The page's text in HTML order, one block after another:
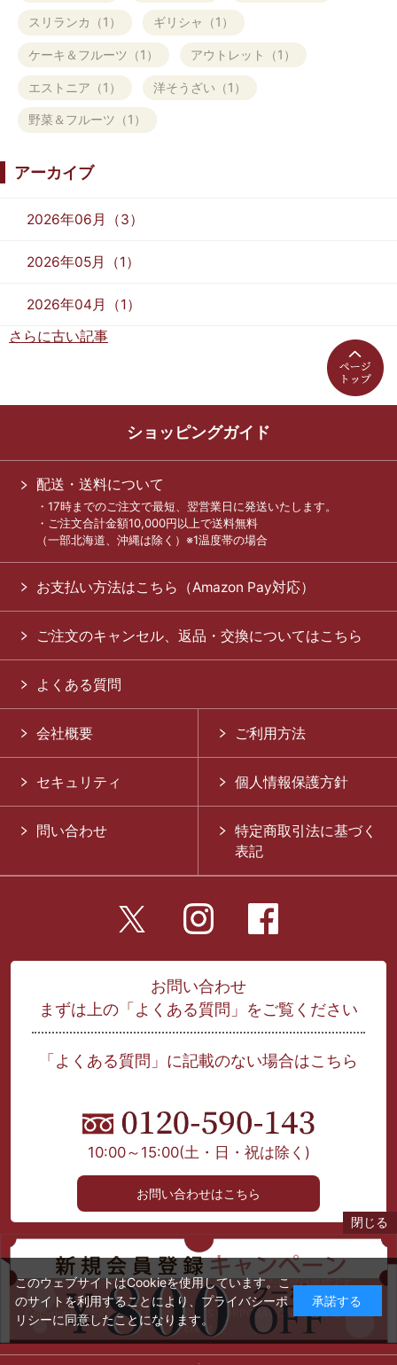
閉じる
スリランカ（1） ギリシャ（1）
ケーキ＆フルーツ（1） アウトレット（1）
エストニア（1） 洋そうざい（1）
野菜＆フルーツ（1）
アーカイブ
2026年06月（3）
2026年05月（1）
2026年04月（1）
さらに古い記事
ショッピングガイド
配送・送料について
・17時までのご注文で最短、翌営業日に発送いたします。
・ご注文合計金額10,000円以上で送料無料
（一部北海道、沖縄は除く）※1温度帯の場合
お支払い方法はこちら（Amazon Pay対応）
ご注文のキャンセル、返品・交換についてはこちら
よくある質問
会社概要 ご利用方法
セキュリティ 個人情報保護方針
問い合わせ
特定商取引法に基づく
表記
お問い合わせ
まずは上の「よくある質問」をご覧ください
「よくある質問」に記載のない場合はこちら
10:00～15:00(土・日・祝は除く)
お問い合わせはこちら
当サイト上に掲載された文章、画像等を許可なく利用する事を禁じます。
本文中に記載されている製品名等は、各社商標または登録商標です。
Copyright © 2008-2021 DINING PLUS CORPORATION Other photo
credit
このウェブサイトはCookieを使用しています。こ
のサイトを利用することにより、 プライバシーポ
リシーに同意したことになります。
承諾する